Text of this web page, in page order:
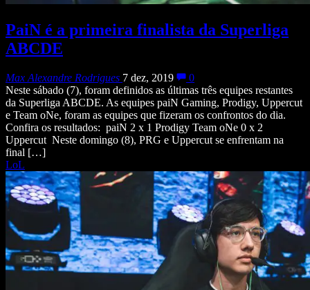
PaiN é a primeira finalista da Superliga
ABCDE
Max Alexandre Rodrigues 7 dez, 2019
0
Neste sábado (7), foram definidos as últimas três equipes restantes
da Superliga ABCDE. As equipes paiN Gaming, Prodigy, Uppercut
e Team oNe, foram as equipes que fizeram os confrontos do dia.
Confira os resultados: paiN 2 x 1 Prodigy Team oNe 0 x 2
Uppercut Neste domingo (8), PRG e Uppercut se enfrentam na
final […]
LoL